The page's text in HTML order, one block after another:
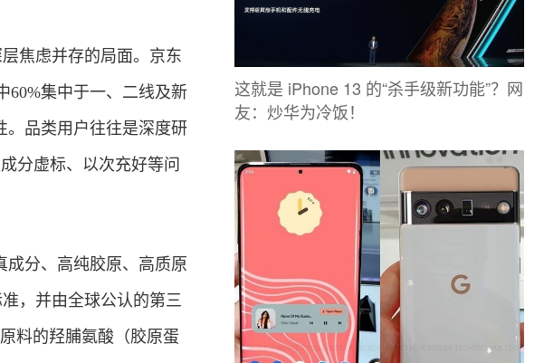
焦虑并存的局面。京东
60%集中于一、二线及新
。品类用户往往是深度研
分虚标、以次充好等问
成分、高纯胶原、高质原
，并由全球公认的第三
料的羟脯氨酸（胶原蛋
这就是 iPhone 13 的“杀手级新功能”？网
友：炒华为冷饭！